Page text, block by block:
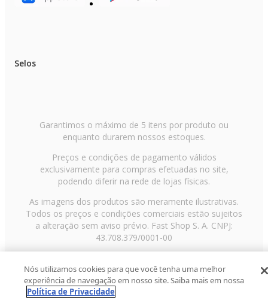
Selos
Garantimos o máximo de 5 itens por produto ou
enquanto durarem nossos estoques.
Preços e condições de pagamento válidos
exclusivamente para compras efetuadas no site,
podendo diferir na rede de lojas físicas.
As imagens dos produtos são meramente ilustrativas.
Todos os preços e condições comerciais estão sujeitos
a alteração sem aviso prévio. Fast Shop S. A. CNPJ:
43.708.379/0001-00
Paulo/SP, CEP 02029-001, Telefone: 11 3003-3728 ©
2013 Fast Shop - Todos os direitos reservadosRF
Nós utilizamos cookies para que você tenha uma melhor
experiência de navegação em nosso site. Saiba mais em nossa
Política de Privacidade